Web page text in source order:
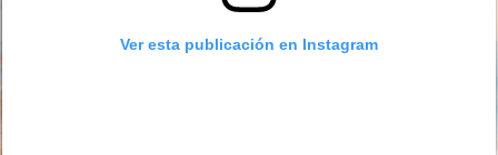
Ver esta publicación en Instagram